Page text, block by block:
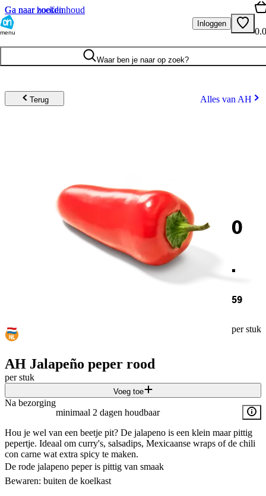
Ga naar hoofdinhoud
Ga naar zoeken
menu
Inloggen
Waar ben je naar op zoek?
Terug Alles van AH
0
.
59
per stuk
AH Jalapeño peper rood
per stuk
Voeg toe
Na bezorging
minimaal 2 dagen houdbaar
Hou je wel van een beetje pit? De jalapeno is een klein maar pittig
pepertje. Ideaal om curry's, salsadips, Mexicaanse wraps of de chili
con carne wat extra spicy te maken.
De rode jalapeno peper is pittig van smaak
Bewaren: buiten de koelkast